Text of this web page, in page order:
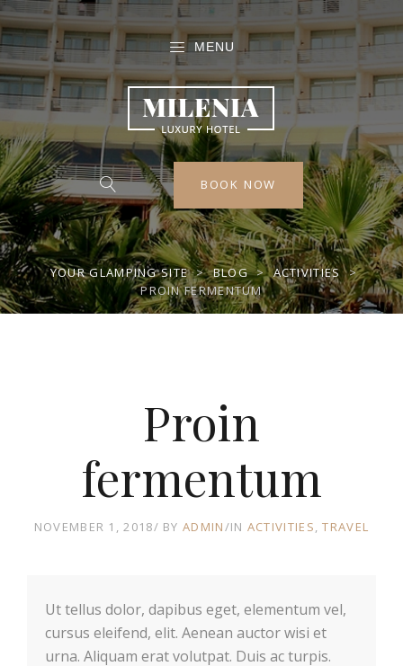
MENU
BOOK NOW
YOUR GLAMPING SITE > BLOG > ACTIVITIES >
PROIN FERMENTUM
Proin
fermentum
NOVEMBER 1, 2018 BYADMIN IN ACTIVITIES TRAVEL
Ut tellus dolor, dapibus eget, elementum vel,
cursus eleifend, elit. Aenean auctor wisi et
urna. Aliquam erat volutpat. Duis ac turpis.